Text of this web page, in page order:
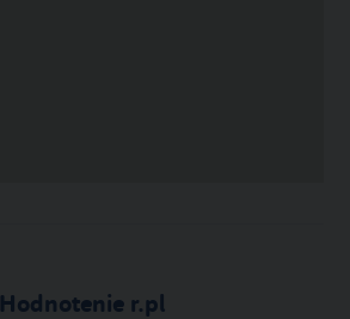
Hodnotenie r.pl